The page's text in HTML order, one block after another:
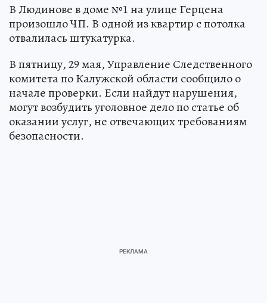
В Людинове в доме №1 на улице Герцена
произошло ЧП. В одной из квартир с потолка
отвалилась штукатурка.
В пятницу, 29 мая, Управление Следственного
комитета по Калужской области сообщило о
начале проверки. Если найдут нарушения,
могут возбудить уголовное дело по статье об
оказании услуг, не отвечающих требованиям
безопасности.